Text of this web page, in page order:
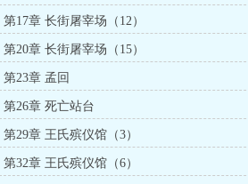
第17章 长街屠宰场（12）
第20章 长街屠宰场（15）
第23章 孟回
第26章 死亡站台
第29章 王氏殡仪馆（3）
第32章 王氏殡仪馆（6）